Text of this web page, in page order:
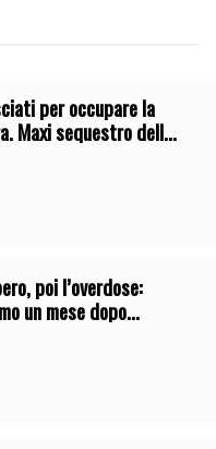
per occupare la
Maxi sequestro della
poi l’overdose:
un mese dopo